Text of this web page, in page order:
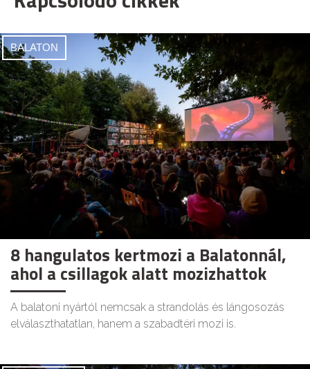
BALATON
8 hangulatos kertmozi a Balatonnál,
ahol a csillagok alatt mozizhattok
A balatoni nyártól nemcsak a strandolás és lángosozás
elválaszthatatlan, hanem a szabadtéri mozi is.